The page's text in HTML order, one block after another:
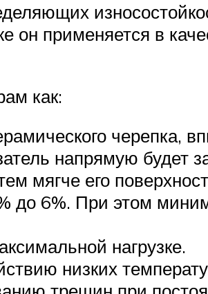
он применяется в
как:
черепка,
напрямую будет
мягче его
до 6%. При этом
нагрузке.
низких